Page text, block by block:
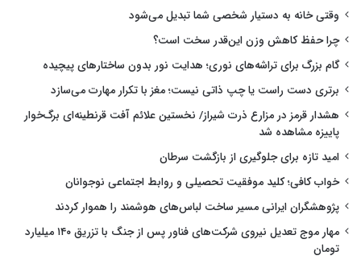
وقتی خانه به دستیار شخصی شما تبدیل می‌شود
چرا حفظ کاهش وزن این‌قدر سخت است؟
گام بزرگ برای تراشه‌های نوری؛ هدایت نور بدون ساختارهای پیچیده
برتری دست راست یا چپ ذاتی نیست؛ مغز با تکرار مهارت می‌سازد
هشدار قرمز در مزارع ذرت شیراز/ نخستین علائم آفت قرنطینه‌ای برگ‌خوار
پاییزه مشاهده شد
امید تازه برای جلوگیری از بازگشت سرطان
خواب کافی؛ کلید موفقیت تحصیلی و روابط اجتماعی نوجوانان
پژوهشگران ایرانی مسیر ساخت لباس‌های هوشمند را هموار کردند
مهار موج تعدیل نیروی شرکت‌های فناور پس از جنگ با تزریق ۱۴۰ میلیارد
تومان